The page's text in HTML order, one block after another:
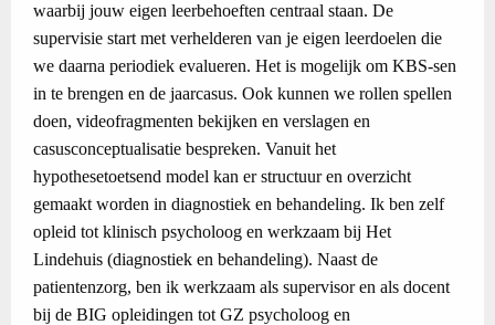
waarbij jouw eigen leerbehoeften centraal staan. De
supervisie start met verhelderen van je eigen leerdoelen die
we daarna periodiek evalueren. Het is mogelijk om KBS-sen
in te brengen en de jaarcasus. Ook kunnen we rollen spellen
doen, videofragmenten bekijken en verslagen en
casusconceptualisatie bespreken. Vanuit het
hypothesetoetsend model kan er structuur en overzicht
gemaakt worden in diagnostiek en behandeling. Ik ben zelf
opleid tot klinisch psycholoog en werkzaam bij Het
Lindehuis (diagnostiek en behandeling). Naast de
patientenzorg, ben ik werkzaam als supervisor en als docent
bij de BIG opleidingen tot GZ psycholoog en